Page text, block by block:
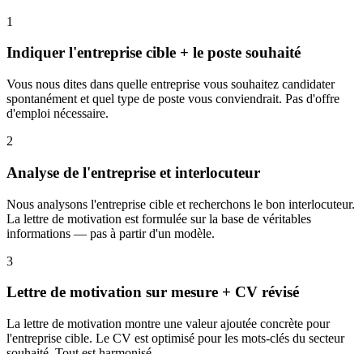
1
Indiquer l'entreprise cible + le poste souhaité
Vous nous dites dans quelle entreprise vous souhaitez candidater
spontanément et quel type de poste vous conviendrait. Pas d'offre
d'emploi nécessaire.
2
Analyse de l'entreprise et interlocuteur
Nous analysons l'entreprise cible et recherchons le bon interlocuteur.
La lettre de motivation est formulée sur la base de véritables
informations — pas à partir d'un modèle.
3
Lettre de motivation sur mesure + CV révisé
La lettre de motivation montre une valeur ajoutée concrète pour
l'entreprise cible. Le CV est optimisé pour les mots-clés du secteur